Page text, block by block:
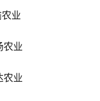
业
农业
农业